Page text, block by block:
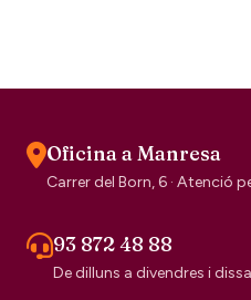
Oficina a Manresa
Carrer del Born, 6 · Atenció
93 872 48 88
De dilluns a divendres i